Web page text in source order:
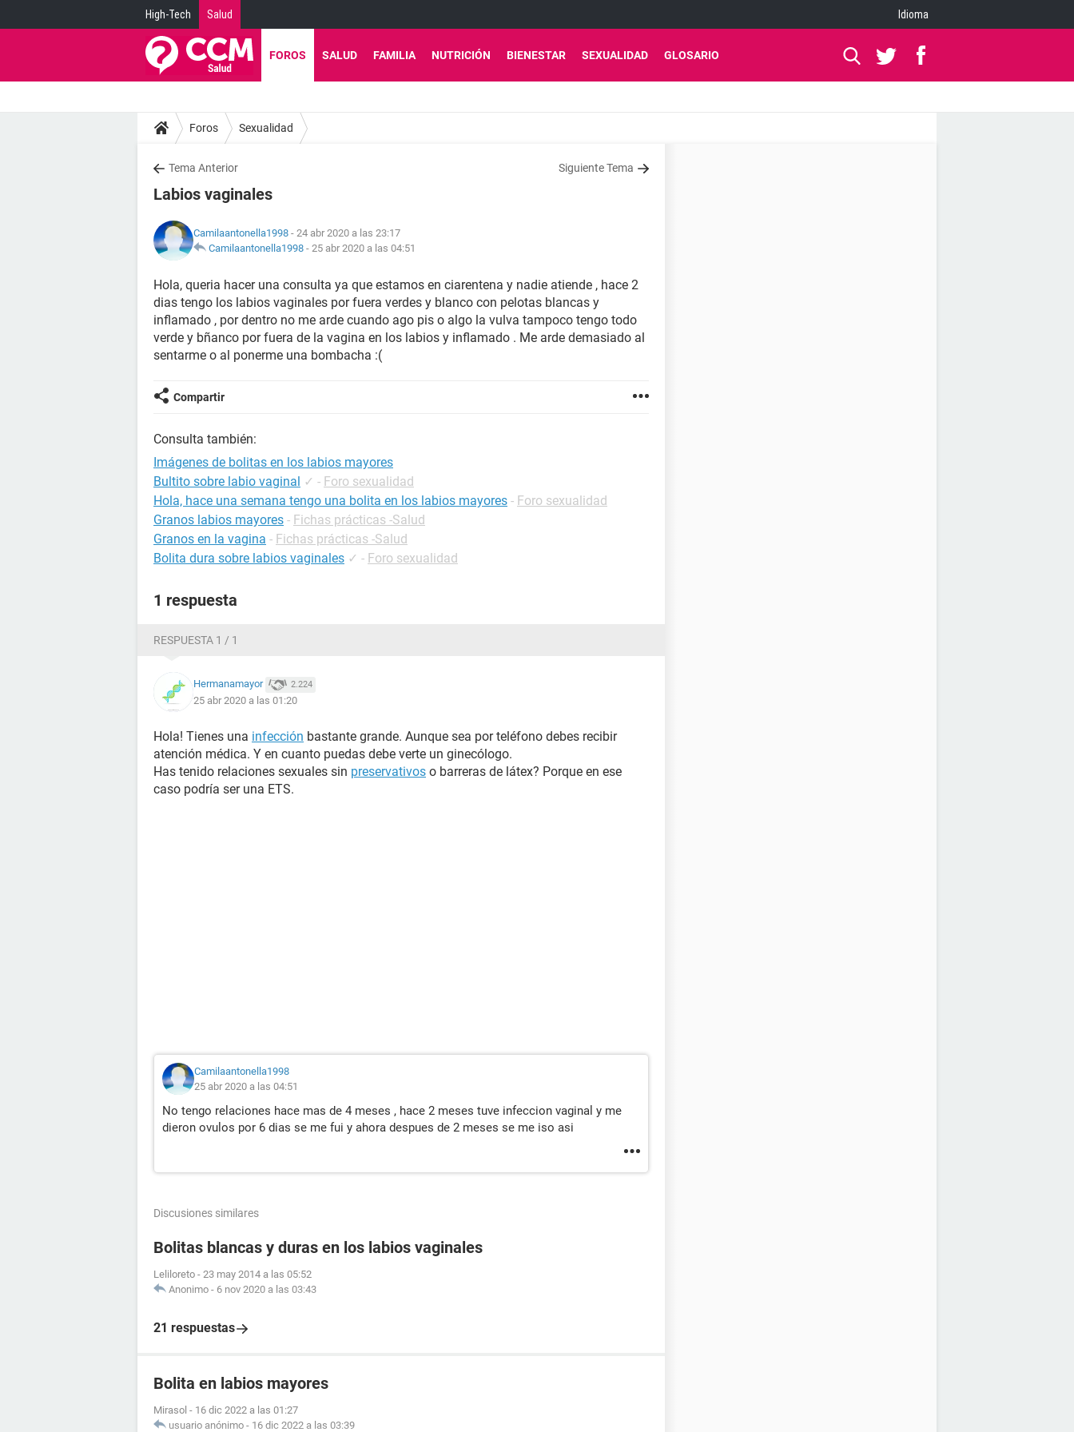
High-Tech Salud Idioma
FOROS SALUD FAMILIA NUTRICIÓN BIENESTAR SEXUALIDAD GLOSARIO
Foros Sexualidad
Tema Anterior Siguiente Tema
Labios vaginales
Camilaantonella1998 - 24 abr 2020 a las 23:17
Camilaantonella1998 - 25 abr 2020 a las 04:51
Hola, queria hacer una consulta ya que estamos en ciarentena y nadie atiende , hace 2
dias tengo los labios vaginales por fuera verdes y blanco con pelotas blancas y
inflamado , por dentro no me arde cuando ago pis o algo la vulva tampoco tengo todo
verde y bñanco por fuera de la vagina en los labios y inflamado . Me arde demasiado al
sentarme o al ponerme una bombacha :(
Compartir
Consulta también:
Imágenes de bolitas en los labios mayores
Bultito sobre labio vaginal ✓ - Foro sexualidad
Hola, hace una semana tengo una bolita en los labios mayores - Foro sexualidad
Granos labios mayores - Fichas prácticas -Salud
Granos en la vagina - Fichas prácticas -Salud
Bolita dura sobre labios vaginales ✓ - Foro sexualidad
1 respuesta
RESPUESTA 1 / 1
Hermanamayor 2.224
25 abr 2020 a las 01:20
Hola! Tienes una infección bastante grande. Aunque sea por teléfono debes recibir
atención médica. Y en cuanto puedas debe verte un ginecólogo.
Has tenido relaciones sexuales sin preservativos o barreras de látex? Porque en ese
caso podría ser una ETS.
Camilaantonella1998
25 abr 2020 a las 04:51
No tengo relaciones hace mas de 4 meses , hace 2 meses tuve infeccion vaginal y me
dieron ovulos por 6 dias se me fui y ahora despues de 2 meses se me iso asi
Discusiones similares
Bolitas blancas y duras en los labios vaginales
Leliloreto - 23 may 2014 a las 05:52
Anonimo - 6 nov 2020 a las 03:43
21 respuestas
Bolita en labios mayores
Mirasol - 16 dic 2022 a las 01:27
usuario anónimo - 16 dic 2022 a las 03:39